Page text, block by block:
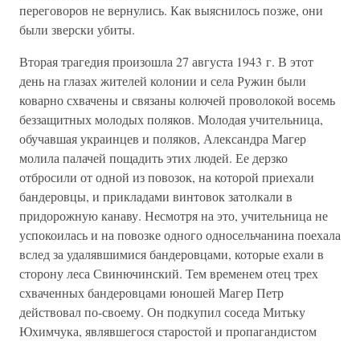
переговоров не вернулись. Как выяснилось позже, они
были зверски убиты.
Вторая трагедия произошла 27 августа 1943 г. В этот
день на глазах жителей колонии и села Ружин были
коварно схвачены и связаны колючей проволокой восемь
беззащитных молодых поляков. Молодая учительница,
обучавшая украинцев и поляков, Александра Магер
молила палачей пощадить этих людей. Ее дерзко
отбросили от одной из повозок, на которой приехали
бандеровцы, и прикладами винтовок затолкали в
придорожную канаву. Несмотря на это, учительница не
успокоилась и на повозке одного односельчанина поехала
вслед за удалявшимися бандеровцами, которые ехали в
сторону леса Свинючинский. Тем временем отец трех
схваченных бандеровцами юношей Магер Петр
действовал по-своему. Он подкупил соседа Митьку
Юхимчука, являвшегося старостой и пропагандистом